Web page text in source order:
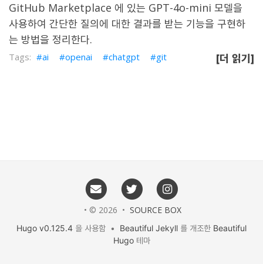
GitHub Marketplace 에 있는 GPT-4o-mini 모델을
사용하여 간단한 질의에 대한 결과를 받는 기능을 구현하
는 방법을 정리한다.
[더 읽기]
ai openai chatgpt git
• © 2026 • SOURCE BOX
Hugo v0.125.4 을 사용함 • Beautiful Jekyll 를 개조한 Beautiful
Hugo테마